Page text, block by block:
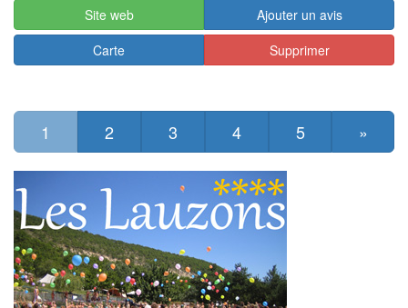
Site web
Ajouter un avis
Carte
Supprimer
1 2 3 4 5 »